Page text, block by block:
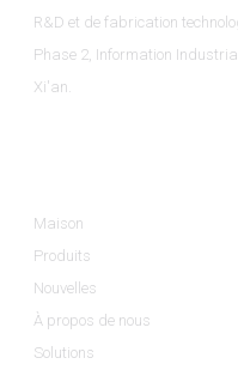
R&D et de fabrication
Phase 2, Information
Xi'an.
Maison
Produits
Nouvelles
À propos de nous
Solutions